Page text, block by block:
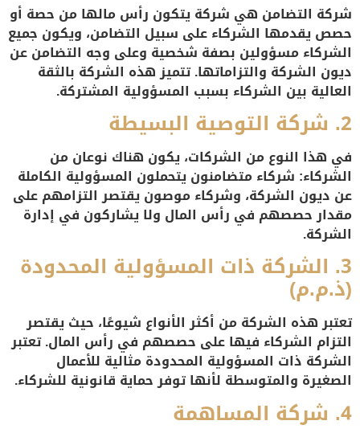
شركة التضامن هي شركة يتكون رأس مالها من حصة أو
حصص يقدمها الشركاء على سبيل التضامن، ويكون جميع
الشركاء مسؤولين بصفة شخصية وعلى وجه التضامن عن
ديون الشركة والتزاماتها. تتميز هذه الشركة بالثقة
العالية بين الشركاء بسبب المسؤولية المشتركة.
2. شركة التوصية البسيطة
في هذا النوع من الشركات، يكون هناك نوعان من
الشركاء: شركاء متضامنون يتحملون المسؤولية الكاملة
عن ديون الشركة، وشركاء موصون يقتصر التزامهم على
مقدار حصصهم في رأس المال ولا يشاركون في إدارة
الشركة.
3. الشركة ذات المسؤولية المحدودة
(ذ.م.م)
تعتبر هذه الشركة من أكثر الأنواع شيوعًا، حيث يقتصر
التزام الشركاء فيها على حصصهم في رأس المال. تعتبر
الشركة ذات المسؤولية المحدودة مثالية للأعمال
الصغيرة والمتوسطة لأنها توفر حماية قانونية للشركاء.
4. شركة المساهمة